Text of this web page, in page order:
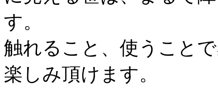
す。
触れること、使うこと
楽しみ頂けます。